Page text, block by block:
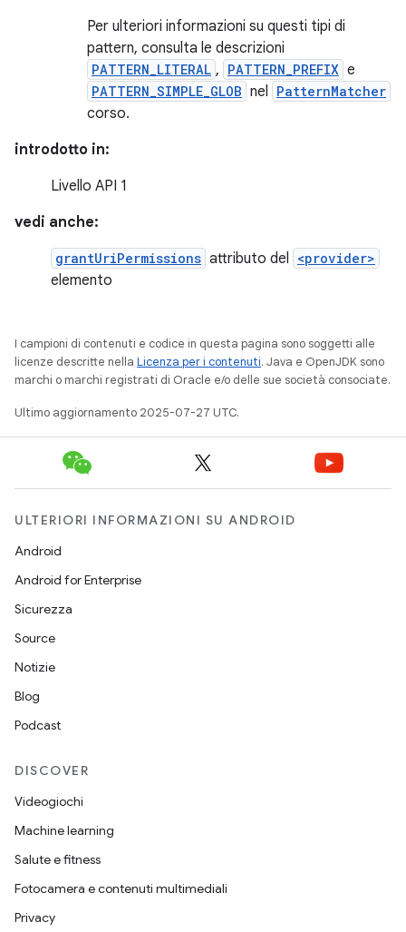
Per ulteriori informazioni su questi tipi di
pattern, consulta le descrizioni
PATTERN_LITERAL , PATTERN_PREFIX e
PATTERN_SIMPLE_GLOB nel PatternMatcher
corso.
introdotto in:
Livello API 1
vedi anche:
grantUriPermissions attributo del <provider>
elemento
I campioni di contenuti e codice in questa pagina sono soggetti alle
licenze descritte nella Licenza per i contenuti. Java e OpenJDK sono
marchi o marchi registrati di Oracle e/o delle sue società consociate.
Ultimo aggiornamento 2025-07-27 UTC.
ULTERIORI INFORMAZIONI SU ANDROID
Android
Android for Enterprise
Sicurezza
Source
Notizie
Blog
Podcast
DISCOVER
Videogiochi
Machine learning
Salute e fitness
Fotocamera e contenuti multimediali
Privacy